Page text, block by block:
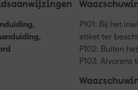
P101: Bij het
etiket ter
P102: Buiten
P103: